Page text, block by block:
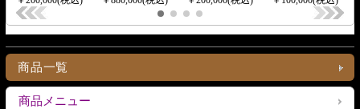
商品一覧
商品メニュー